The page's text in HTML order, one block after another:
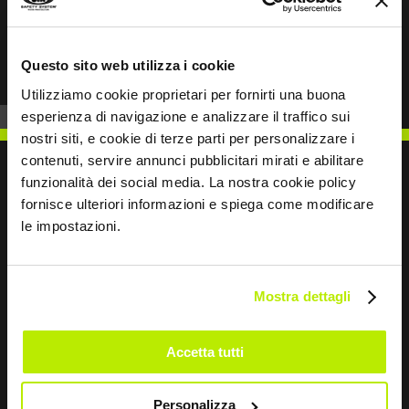
Questo sito web utilizza i cookie
Utilizziamo cookie proprietari per fornirti una buona
esperienza di navigazione e analizzare il traffico sui
nostri siti, e cookie di terze parti per personalizzare i
contenuti, servire annunci pubblicitari mirati e abilitare
funzionalità dei social media. La nostra cookie policy
fornisce ulteriori informazioni e spiega come modificare
le impostazioni.
Mostra dettagli
Accetta tutti
Personalizza
ribattute garantiscono resistenza, assicurandone
condizioni di utilizzo intensivo. Le ginocchia
preformate contribuiscono
ad ottimizzare la libertà di movimento e migliorare
l’ergonomia
complessiva del capo. Grazie alle tasche porta
ginocchiere, il pantalone
consente all’operatore di affrontare anche le
posizioni più scomode
di utilizzare
inserti rifrangenti termosaldati aumentano la
visibilità dell’operatore,
migliorando la sicurezza durante le attività
Prev Next
Restiamo in contatto
Leave